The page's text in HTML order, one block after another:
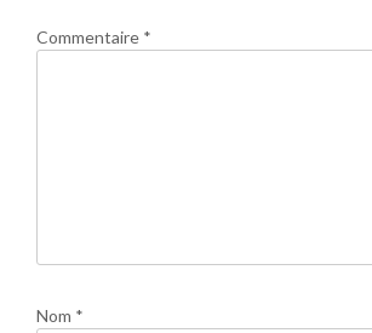
Commentaire *
Nom *